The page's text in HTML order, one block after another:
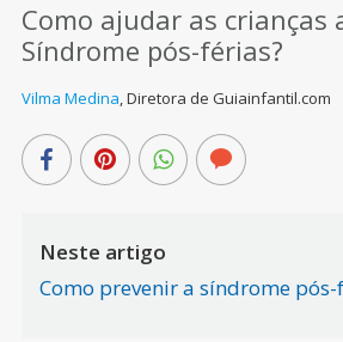
Como ajudar as crianças
Síndrome pós-férias?
Vilma Medina,Diretora de Guiainfantil.com
Neste artigo
Como prevenir a síndrome